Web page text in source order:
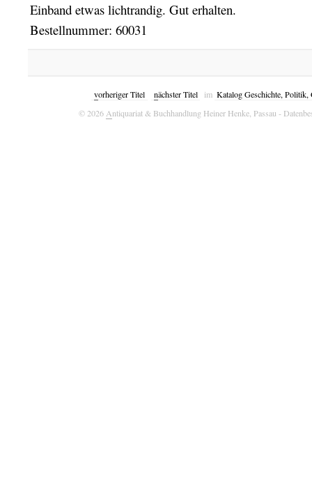
Einband etwas lichtrandig. Gut erhalten.
Bestellnummer: 60031
vorheriger Titel nächster Titel im Katalog Geschichte,
© 2026Antiquariat & Buchhandlung Heiner Henke, Passau -